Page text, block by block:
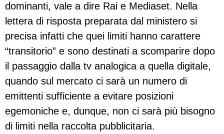
dominanti, vale a dire Rai e Mediaset. Nella
lettera di risposta preparata dal ministero si
precisa infatti che quei limiti hanno carattere
“transitorio” e sono destinati a scomparire dopo
il passaggio dalla tv analogica a quella digitale,
quando sul mercato ci sarà un numero di
emittenti sufficiente a evitare posizioni
egemoniche e, dunque, non ci sarà più bisogno
di limiti nella raccolta pubblicitaria.